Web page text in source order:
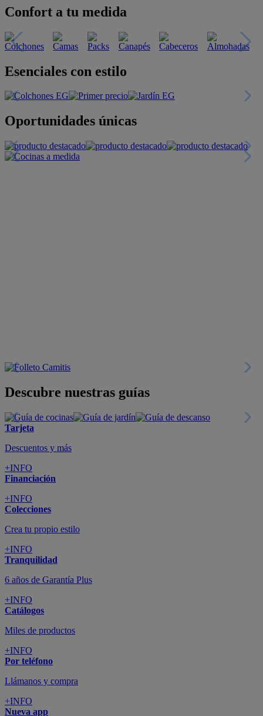
Confort a tu medida
Esenciales con estilo
Oportunidades únicas
Descubre nuestras guías
Tarjeta
Descuentos y más
+INFO
Financiación
+INFO
Colecciones
Crea tu propio estilo
+INFO
Tranquilidad
6 años de Garantía Plus
+INFO
Catálogos
Miles de productos
+INFO
Por teléfono
Llámanos y compra
+INFO
Nueva app